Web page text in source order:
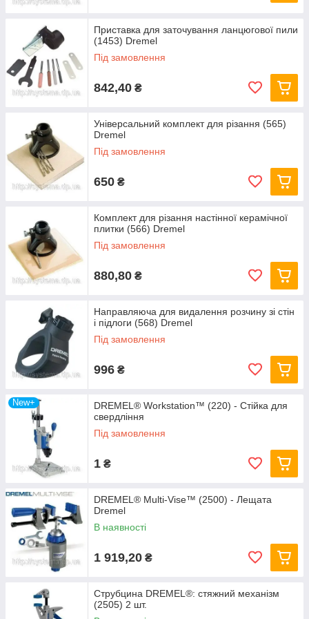
Приставка для заточування ланцюгової пили
(1453) Dremel
Під замовлення
842,40 ₴
Універсальний комплект для різання (565)
Dremel
Під замовлення
650 ₴
Комплект для різання настінної керамічної
плитки (566) Dremel
Під замовлення
880,80 ₴
Направляюча для видалення розчину зі стін
і підлоги (568) Dremel
Під замовлення
996 ₴
New+
DREMEL® Workstation™ (220) - Стійка для
свердління
Під замовлення
1 ₴
DREMEL® Multi-Vise™ (2500) - Лещата
Dremel
В наявності
1 919,20 ₴
Струбцина DREMEL®: стяжний механізм
(2505) 2 шт.